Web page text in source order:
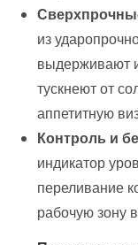
из
выдерживают
тускнеют от
аппетитную
Контроль и
индикатор
переливание
рабочую зону